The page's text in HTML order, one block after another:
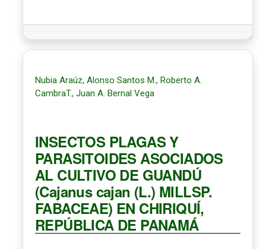
Nubia Araúz, Alonso Santos M., Roberto A.
CambraT., Juan A. Bernal Vega
INSECTOS PLAGAS Y
PARASITOIDES ASOCIADOS
AL CULTIVO DE GUANDÚ
(Cajanus cajan (L.) MILLSP.
FABACEAE) EN CHIRIQUÍ,
REPÚBLICA DE PANAMÁ